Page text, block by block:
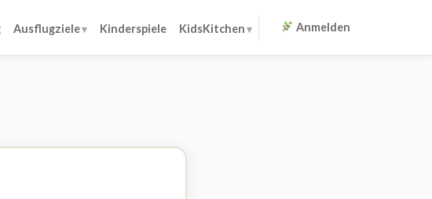
Ausflugziele Kinderspiele KidsKitchen Anmelden